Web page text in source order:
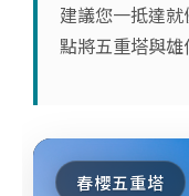
建議您一抵達
點將五重塔與雄
春櫻五重塔